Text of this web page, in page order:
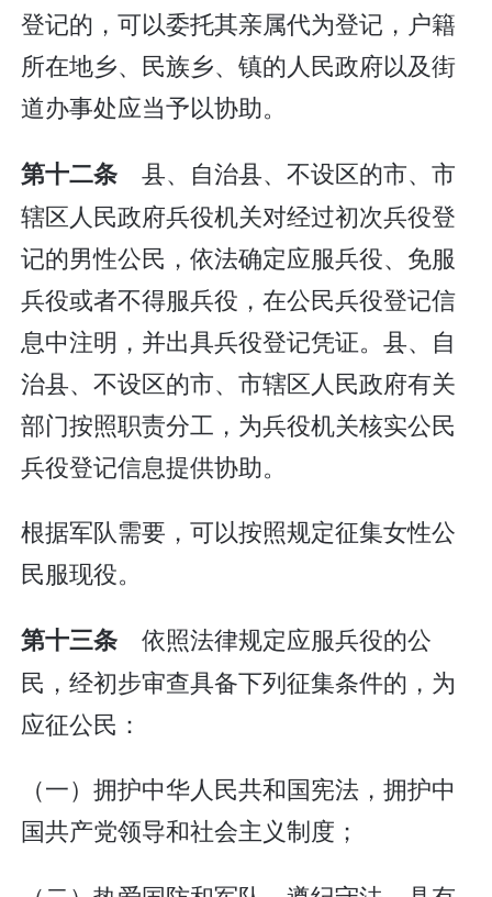
登记的，可以委托其亲属代为登记，户籍
所在地乡、民族乡、镇的人民政府以及街
道办事处应当予以协助。
第十二条 县、自治县、不设区的市、市
辖区人民政府兵役机关对经过初次兵役登
记的男性公民，依法确定应服兵役、免服
兵役或者不得服兵役，在公民兵役登记信
息中注明，并出具兵役登记凭证。县、自
治县、不设区的市、市辖区人民政府有关
部门按照职责分工，为兵役机关核实公民
兵役登记信息提供协助。
根据军队需要，可以按照规定征集女性公
民服现役。
第十三条 依照法律规定应服兵役的公
民，经初步审查具备下列征集条件的，为
应征公民：
（一）拥护中华人民共和国宪法，拥护中
国共产党领导和社会主义制度；